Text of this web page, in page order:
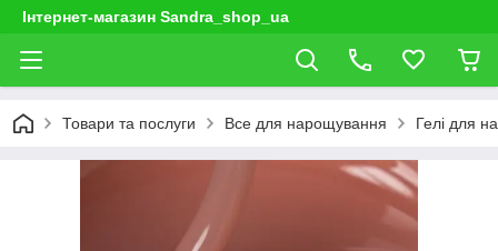
Інтернет-магазин Sandra_shop_ua
Товари та послуги Все для нарощування Гелі для